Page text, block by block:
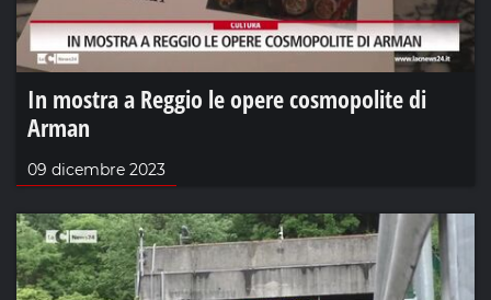
In mostra a Reggio le opere cosmopolite di
Arman
09 dicembre 2023